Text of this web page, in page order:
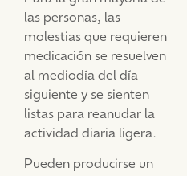
las personas, las
molestias que requieren
medicación se resuelven
al mediodía del día
siguiente y se sienten
listas para reanudar la
actividad diaria ligera.
Pueden producirse un